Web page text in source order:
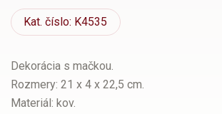
Kat. číslo: K4535
Dekorácia s mačkou.
Rozmery: 21 x 4 x 22,5 cm.
Materiál: kov.